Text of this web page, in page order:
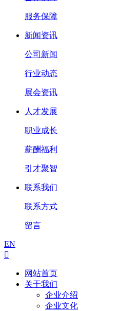
服务保障
新闻资讯
公司新闻
行业动态
展会资讯
人才发展
职业成长
薪酬福利
引才聚智
联系我们
联系方式
留言
EN

网站首页
关于我们
企业介绍
企业文化